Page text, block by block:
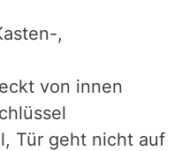
,
von innen
Tür geht nicht auf